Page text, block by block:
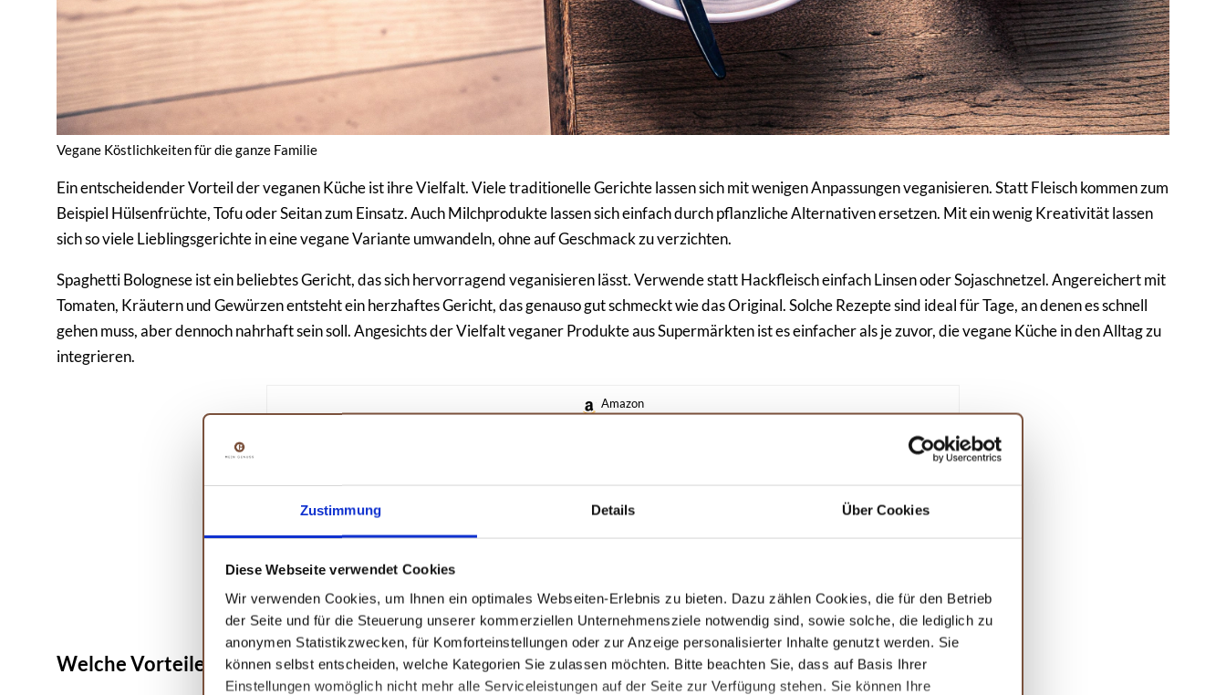
Zustimmung Details Über Cookies
Diese Webseite verwendet Cookies
Wir verwenden Cookies, um Ihnen ein optimales Webseiten-Erlebnis zu bieten. Dazu zählen Cookies, die für den Betrieb
der Seite und für die Steuerung unserer kommerziellen Unternehmensziele notwendig sind, sowie solche, die lediglich zu
anonymen Statistikzwecken, für Komforteinstellungen oder zur Anzeige personalisierter Inhalte genutzt werden. Sie
können selbst entscheiden, welche Kategorien Sie zulassen möchten. Bitte beachten Sie, dass auf Basis Ihrer
Einstellungen womöglich nicht mehr alle Serviceleistungen auf der Seite zur Verfügung stehen. Sie können Ihre
Vegane Köstlichkeiten für die ganze Familie
Ein entscheidender Vorteil der veganen Küche ist ihre Vielfalt. Viele traditionelle Gerichte lassen sich mit wenigen Anpassungen veganisieren. Statt Fleisch kommen zum
Beispiel Hülsenfrüchte, Tofu oder Seitan zum Einsatz. Auch Milchprodukte lassen sich einfach durch pflanzliche Alternativen ersetzen. Mit ein wenig Kreativität lassen
sich so viele Lieblingsgerichte in eine vegane Variante umwandeln, ohne auf Geschmack zu verzichten.
Spaghetti Bolognese ist ein beliebtes Gericht, das sich hervorragend veganisieren lässt. Verwende statt Hackfleisch einfach Linsen oder Sojaschnetzel. Angereichert mit
Tomaten, Kräutern und Gewürzen entsteht ein herzhaftes Gericht, das genauso gut schmeckt wie das Original. Solche Rezepte sind ideal für Tage, an denen es schnell
gehen muss, aber dennoch nahrhaft sein soll. Angesichts der Vielfalt veganer Produkte aus Supermärkten ist es einfacher als je zuvor, die vegane Küche in den Alltag zu
integrieren.
Amazon
Glänzen und Genießen einladen.
marke: gräfe und unzer
MEHR DETAILS
Welche Vorteile bietet eine vegane Ernährung für Kinder?